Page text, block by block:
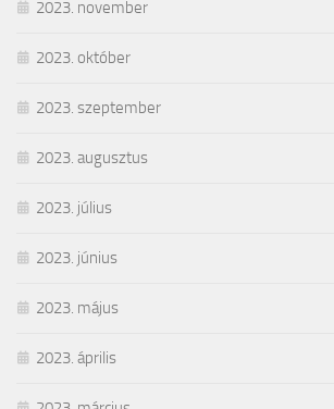
2023. november
2023. október
2023. szeptember
2023. augusztus
2023. július
2023. június
2023. május
2023. április